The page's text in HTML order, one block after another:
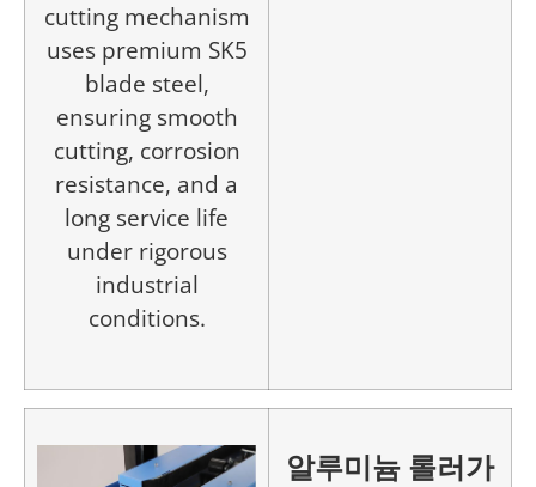
cutting mechanism
uses premium SK5
blade steel,
ensuring smooth
cutting, corrosion
resistance, and a
long service life
under rigorous
industrial
conditions.
알루미늄 롤러가